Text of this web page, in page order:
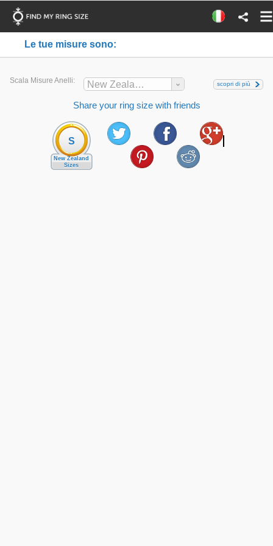
Le tue misure sono:
Scala Misure Anelli: New Zealand scopri di più
Share your ring size with friends
S
New Zealand
Sizes